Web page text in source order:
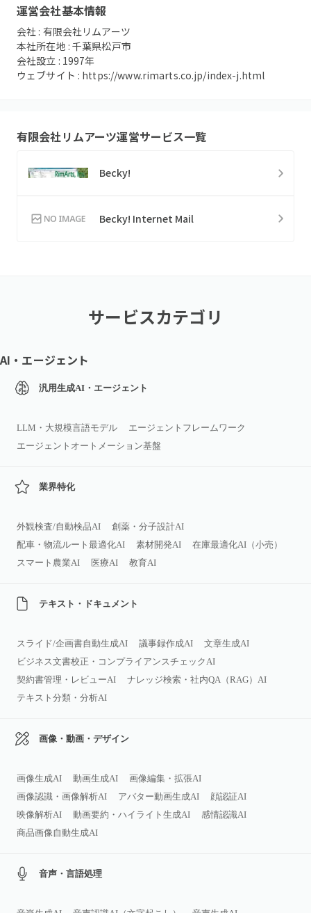
運営会社基本情報
会社 : 有限会社リムアーツ
本社所在地 :千葉県松戸市
会社設立 : 1997年
ウェブサイト : https://www.rimarts.co.jp/index-j.html
有限会社リムアーツ運営サービス一覧
Becky!
Becky! Internet Mail
サービスカテゴリ
AI・エージェント
汎用生成AI・エージェント
LLM・大規模言語モデル
エージェントフレームワーク
エージェントオートメーション基盤
業界特化
外観検査/自動検品AI
創薬・分子設計AI
配車・物流ルート最適化AI
素材開発AI
在庫最適化AI（小売）
スマート農業AI
医療AI 教育AI
テキスト・ドキュメント
スライド/企画書自動生成AI 議事録作成AI
文章生成AI
ビジネス文書校正・コンプライアンスチェックAI
契約書管理・レビューAI
ナレッジ検索・社内QA（RAG）AI
テキスト分類・分析AI
画像・動画・デザイン
画像生成AI 動画生成AI
画像編集・拡張AI
画像認識・画像解析AI
アバター動画生成AI
顔認証AI
映像解析AI
動画要約・ハイライト生成AI
感情認識AI
商品画像自動生成AI
音声・言語処理